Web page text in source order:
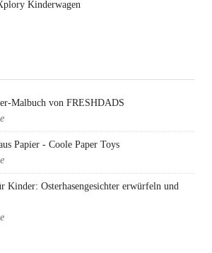
Kinderwagen
Malbuch von FRESHDADS
Papier - Coole Paper Toys
Kinder: Osterhasengesichter erwürfeln und